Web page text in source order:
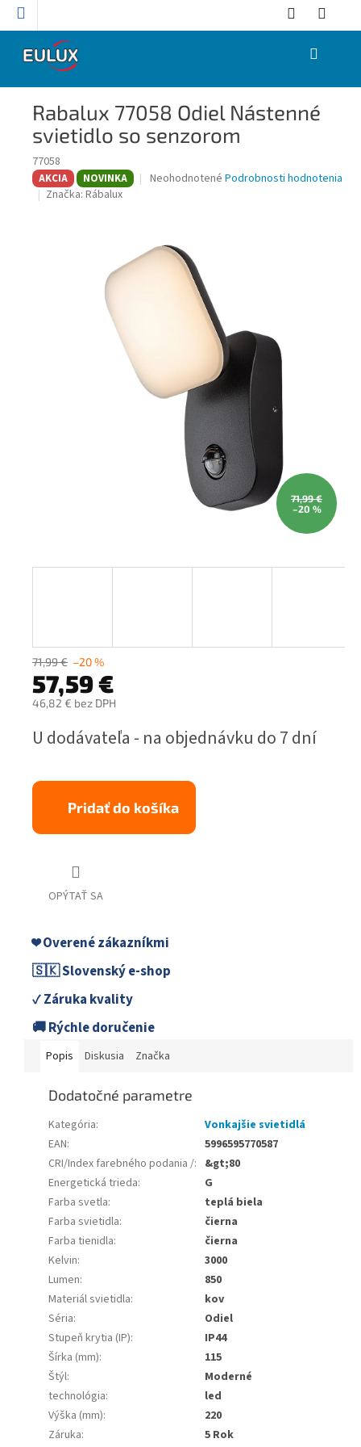
Prejsť
NÁKUPNÝ
Rabalux 77058 Odiel Nástenné
svietidlo so senzorom
77058
AKCIA NOVINKA
Priemerné
z
hviezdičiek.
Neohodnotené Podrobnosti hodnotenia
Značka: Rábalux
71,99 €
–20 %
71,99 € –20 %
57,59 €
46,82 € bez DPH
cena:
U dodávateľa - na objednávku do 7 dní
Pridať do košíka
OPÝTAŤ SA
❤️ Overené zákazníkmi
🇸🇰 Slovenský e-shop
✓ Záruka kvality
🚚 Rýchle doručenie
Popis Diskusia Značka
Dodatočné parametre
Kategória:
Vonkajšie svietidlá
EAN:
5996595770587
CRI/Index farebného podania /: &gt;80
Energetická trieda:
G
Farba svetla:
teplá biela
Farba svietidla:
čierna
Farba tienidla:
čierna
Kelvin:
3000
Lumen:
850
Materiál svietidla:
kov
Séria:
Odiel
Stupeň krytia (IP):
IP44
Šírka (mm):
115
Štýl:
Moderné
technológia:
led
Výška (mm):
220
Záruka:
5 Rok